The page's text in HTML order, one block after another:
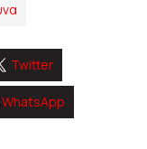
Twitter
WhatsApp